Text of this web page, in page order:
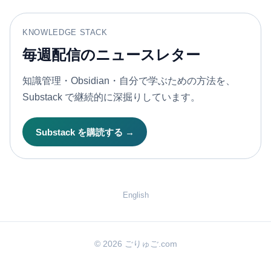
KNOWLEDGE STACK
毎週配信のニュースレター
知識管理・Obsidian・自分で学ぶための方法を、
Substack で継続的に深掘りしています。
Substack を購読する →
English
© 2026 ごりゅご.com